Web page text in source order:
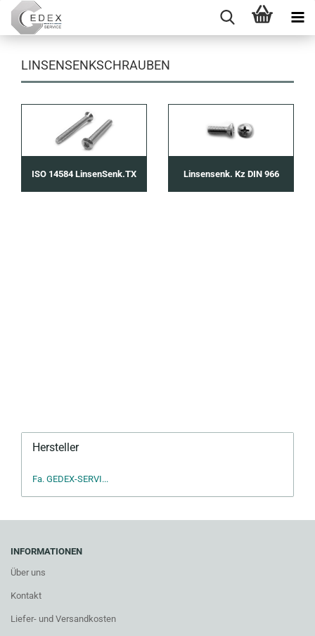
LINSENSENKSCHRAUBEN
ISO 14584 LinsenSenk.TX Linsensenk. Kz DIN 966
Hersteller
Fa. GEDEX-SERVI...
INFORMATIONEN
Über uns
Kontakt
Liefer- und Versandkosten